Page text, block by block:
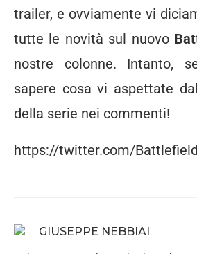
trailer, e ovviamente vi
tutte le novità sul nuovo
nostre colonne. Intanto,
sapere cosa vi aspettate
della serie nei commenti!
https://twitter.com/
GIUSEPPE NEBBIAI